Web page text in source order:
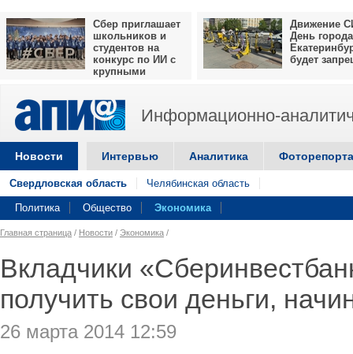
Сбер приглашает
школьников и
студентов на
конкурс по ИИ с
крупными
Движение
День города
будет
Информационно-
Новости Интервью Аналитика
Свердловская область Челябинская область
Политика Общество Экономика
Главная страница / Новости / Экономика /
Вкладчики
получить свои деньги,
26 марта 2014 12:59